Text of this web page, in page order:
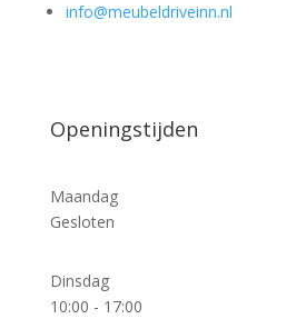
info@meubeldriveinn.nl
Openingstijden
Maandag
Gesloten
Dinsdag
10:00 - 17:00